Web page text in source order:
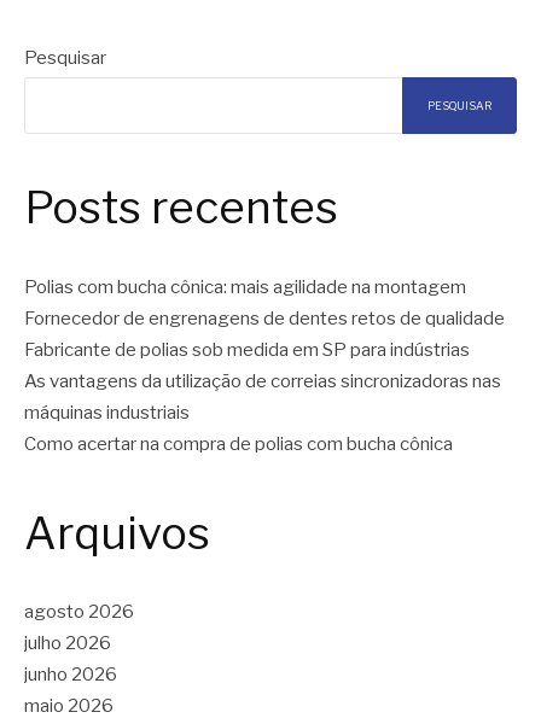
Pesquisar
PESQUISAR
Posts recentes
Polias com bucha cônica: mais agilidade na montagem
Fornecedor de engrenagens de dentes retos de qualidade
Fabricante de polias sob medida em SP para indústrias
As vantagens da utilização de correias sincronizadoras nas
máquinas industriais
Como acertar na compra de polias com bucha cônica
Arquivos
agosto 2026
julho 2026
junho 2026
maio 2026